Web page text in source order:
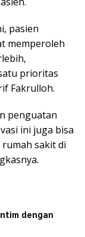
pasien
memperoleh
prioritas
Fakrulloh.
penguatan
ini juga bisa
sakit di
dengan